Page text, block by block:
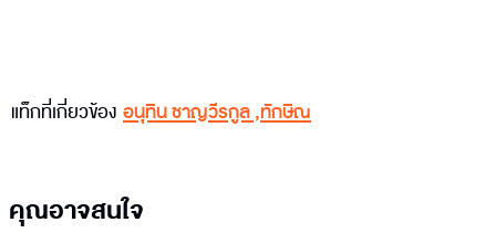
แท็กที่เกี่ยวข้อง อนุทิน ชาญวีรกูล,ทักษิณ
คุณอาจสนใจ